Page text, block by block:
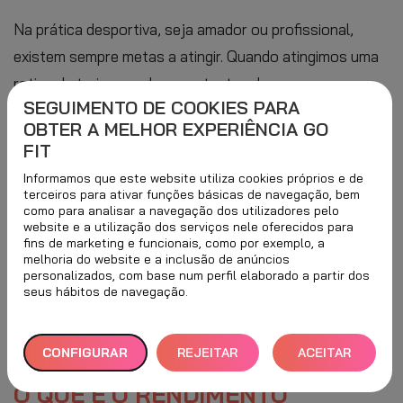
Na prática desportiva, seja amador ou profissional,
existem sempre metas a atingir. Quando atingimos uma
rotina de treino regular para tentar alcançar esses
objetivos, apercebemo-nos que existemmúltiplos
fatores que influenciam o rendimento desportivo
erros.
Se sente que, passado algum tempo a treinar um
desporto,o seu rendimento físico diminuiu
contamos-lhe outros fatores que o influenciam
eficiência do seu treino
O QUE É O RENDIMENTO
SEGUIMENTO DE COOKIES PARA
OBTER A MELHOR EXPERIÊNCIA GO
FIT
Informamos que este website utiliza cookies próprios e de
terceiros para ativar funções básicas de navegação, bem
como para analisar a navegação dos utilizadores pelo
website e a utilização dos serviços nele oferecidos para
fins de marketing e funcionais, como por exemplo, a
melhoria do website e a inclusão de anúncios
personalizados, com base num perfil elaborado a partir dos
seus hábitos de navegação.
CONFIGURAR REJEITAR
TUDO
ACEITAR
TODOS